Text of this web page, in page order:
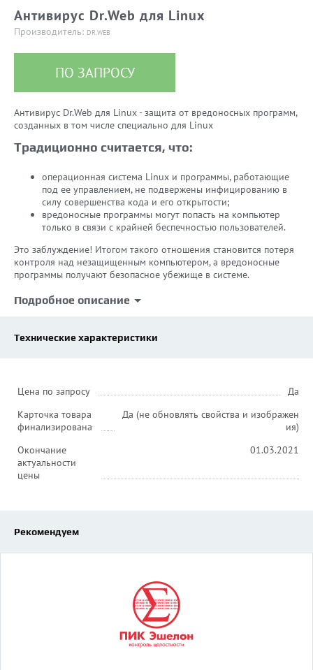
Антивирус Dr.Web для Linux
Производитель: DR.WEB
ПО ЗАПРОСУ
Антивирус Dr.Web для Linux - защита от вредоносных программ,
созданных в том числе специально для Linux
Традиционно считается, что:
операционная система Linux и программы, работающие
под ее управлением, не подвержены инфицированию в
силу совершенства кода и его открытости;
вредоносные программы могут попасть на компьютер
только в связи с крайней беспечностью пользователей.
Это заблуждение! Итогом такого отношения становится потеря
контроля над незащищенным компьютером, а вредоносные
программы получают безопасное убежище в системе.
Подробное описание
Технические характеристики
Цена по запросу
Да
Карточка товара
финализирована
Да (не обновлять свойства и изображен
ия)
Окончание
актуальности
цены
01.03.2021
Рекомендуем